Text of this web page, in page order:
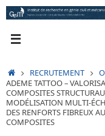
Passer
au
ACCUEIL
RECRUTEMENT
ADEME TATTOO –
COMPOSITES
MODÉLISATION MULTI-
DES RENFORTS FIBREUX
COMPOSITES